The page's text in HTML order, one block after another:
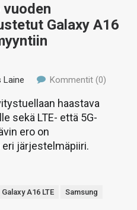
vuoden
Galaxy A16
Laine Kommentit (0)
haastava
sekä LTE- että 5G-
ero on
järjestelmäpiiri.
Galaxy A16 LTE Samsung